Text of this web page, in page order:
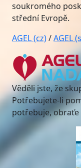
soukromého
střední Evropě.
AGEL (cz)/AGEL
Věděli jste, že
Potřebujete-li
potřebuje, obraťe